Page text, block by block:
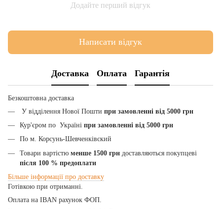
Додайте перший відгук
Написати відгук
Доставка Оплата Гарантія
Безкоштовна доставка
У відділення Нової Пошти при замовленні від 5000 грн
Кур'єром по Україні при замовленні від 5000 грн
По м. Корсунь-Шевченківский
Товари вартістю менше 1500 грн доставляються покупцеві
після 100 % предоплати
Більше інформації про доставку
Готівкою при отриманні.
Оплата на IBAN рахунок ФОП.